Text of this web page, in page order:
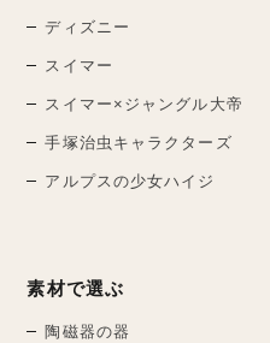
ディズニー
スイマー
スイマー×ジャングル大帝
手塚治虫キャラクターズ
アルプスの少女ハイジ
素材で選ぶ
陶磁器の器